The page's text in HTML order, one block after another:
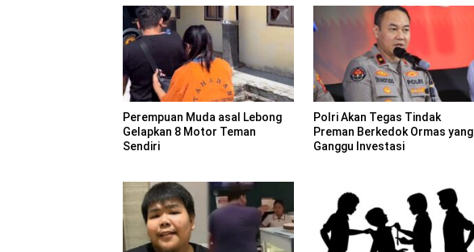
Perempuan Muda asal Lebong
Gelapkan 8 Motor Teman
Sendiri
Polri Akan Tegas Tindak
Preman Berkedok Ormas yang
Ganggu Investasi